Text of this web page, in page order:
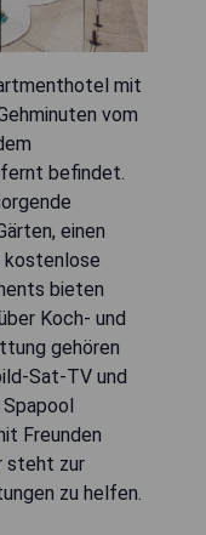
mit
vom
befindet.
einen
kostenlose
bieten
Koch- und
gehören
Sat-TV und
Freunden
steht zur
zu helfen.